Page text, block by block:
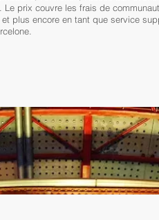
prix couvre les frais de
plus encore en tant que service